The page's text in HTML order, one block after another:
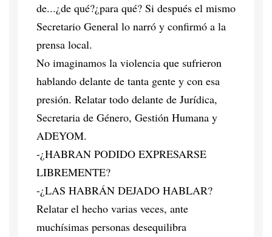
de...¿de qué?¿para qué? Si después el mismo
Secretario General lo narró y confirmó a la
prensa local.
No imaginamos la violencia que sufrieron
hablando delante de tanta gente y con esa
presión. Relatar todo delante de Jurídica,
Secretaria de Género, Gestión Humana y
ADEYOM.
-¿HABRAN PODIDO EXPRESARSE
LIBREMENTE?
-¿LAS HABRÁN DEJADO HABLAR?
Relatar el hecho varias veces, ante
muchísimas personas desequilibra